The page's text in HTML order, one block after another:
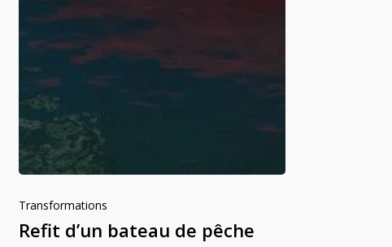
Transformations
Refit d’un bateau de pêche